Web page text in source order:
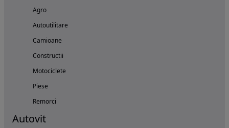
Agro
Autoutilitare
Camioane
Constructii
Motociclete
Piese
Remorci
Autovit